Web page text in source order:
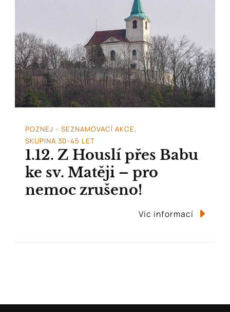
POZNEJ - SEZNAMOVACÍ AKCE
SKUPINA 30-45 LET
1.12. Z Houslí přes Babu
ke sv. Matěji – pro
nemoc zrušeno!
Víc informací